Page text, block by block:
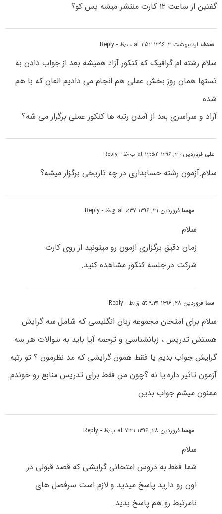
گفتین از ساعت ۱۲ کارت منتشر میشه پس کو؟
صدف اردیبهشت ۳, ۱۳۹۶ at ۱:۵۲ ب٫ظ - Reply
سلام رشته ام گرافیک که کنکور آزاد همیشه بعد از جواب دادن به
تستها همان روز بخش عملی هم انجام می دادیم العان که با هم
شده
آزاد و سراسری بعد از آمدن رتبه ها کنکور عملی برگزار می شه؟
علی فروردین ۳۰, ۱۳۹۶ at ۱۲:۵۴ ب٫ظ - Reply
سلام.آزمون رشته حسابداری در چه تاریخی برگزار میشه؟
مهسافروردین ۳۱, ۱۳۹۶ at ۰:۳۷ ق٫ظ - Reply
سلام
زمان دقیق برگزاری ازمون رو میتونید از روی کارت
شرکت در جلسه کنکور مشاهده کنید.
سمافروردین ۲۸, ۱۳۹۶ at ۹:۳۱ ق٫ظ - Reply
سلام برای امتحان مجموعه زبان انگلیسی که شامل سه گرایش
هستش تدریس ، زبانشناسی و ترجمه آیا باید به سوالات هر سه
گرایش جواب بدیم یا فقط همون گرایشی که مد نظرمون ؟ تو رتبه
آزمون تاثیر داره یا نه ؟چون من فقط برای تدریس منابع رو خوندم.
ممنون میشم جواب بدین
مهسافروردین ۲۸, ۱۳۹۶ at ۷:۳۱ ب٫ظ - Reply
سلام
شما فقط به دروس امتحانی گرایشی که قصد قبولی در
اون رو دارید پاسخ میدید و لازم است سرفصل های
نامرتبط رو هم پاسخ بدید.